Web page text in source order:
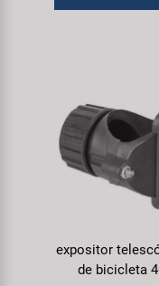
expositor
de bicicleta